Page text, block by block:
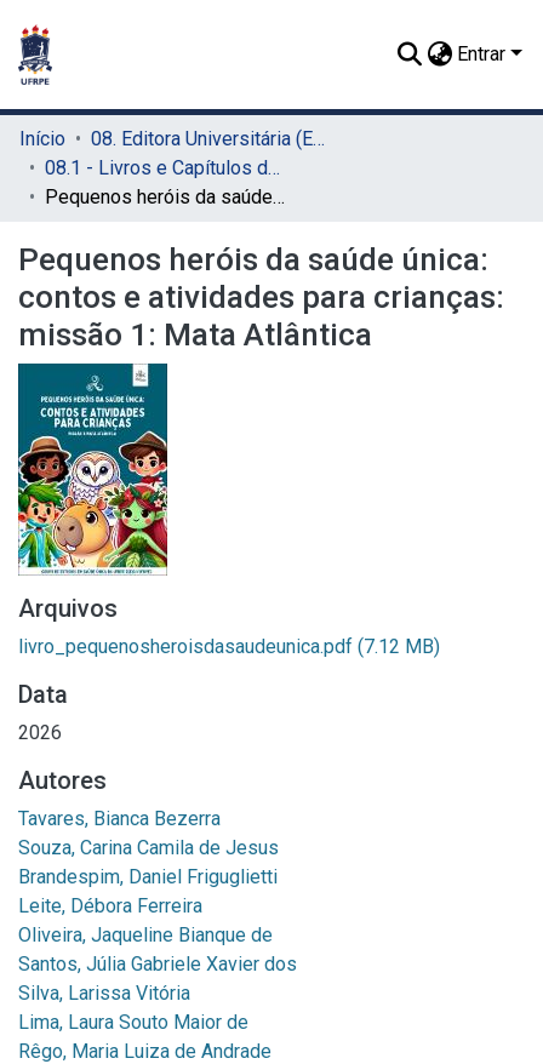
Entrar
Início
08. Editora Universitária (EDUFRPE)
08.1 - Livros e Capítulos de Livros (EDUFRPE)
Pequenos heróis da saúde única: contos e atividades para crianças: missão 1: Mata Atlântica
Pequenos heróis da saúde única:
contos e atividades para crianças:
missão 1: Mata Atlântica
Arquivos
livro_pequenosheroisdasaudeunica.pdf (7.12 MB)
Data
2026
Autores
Tavares, Bianca Bezerra
Souza, Carina Camila de Jesus
Brandespim, Daniel Friguglietti
Leite, Débora Ferreira
Oliveira, Jaqueline Bianque de
Santos, Júlia Gabriele Xavier dos
Silva, Larissa Vitória
Lima, Laura Souto Maior de
Rêgo, Maria Luiza de Andrade